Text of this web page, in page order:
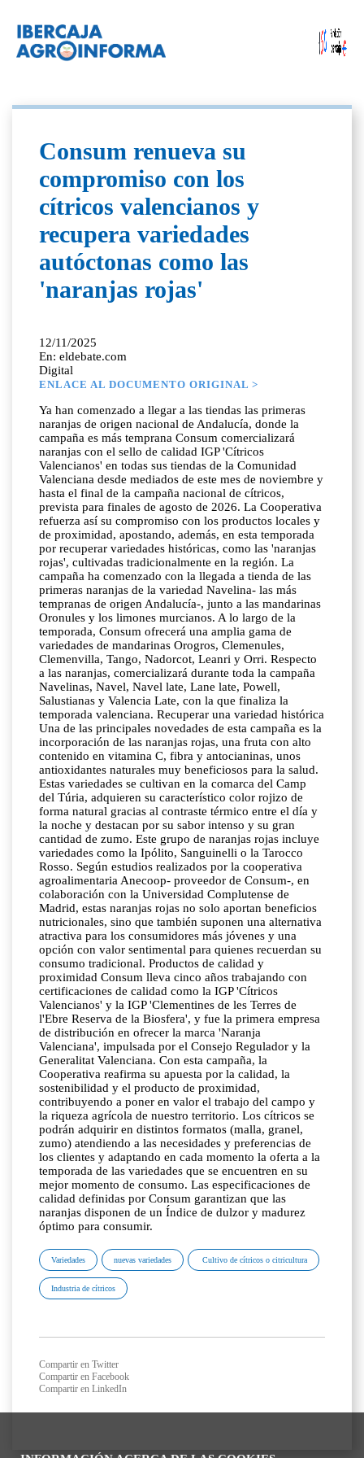
Consum renueva su
compromiso con los
cítricos valencianos y
recupera variedades
autóctonas como las
'naranjas rojas'
12/11/2025
En: eldebate.com
Digital
ENLACE AL DOCUMENTO ORIGINAL >
Ya han comenzado a llegar a las tiendas las primeras
naranjas de origen nacional de Andalucía, donde la
campaña es más temprana Consum comercializará
naranjas con el sello de calidad IGP 'Cítricos
Valencianos' en todas sus tiendas de la Comunidad
Valenciana desde mediados de este mes de noviembre y
hasta el final de la campaña nacional de cítricos,
prevista para finales de agosto de 2026. La Cooperativa
refuerza así su compromiso con los productos locales y
de proximidad, apostando, además, en esta temporada
por recuperar variedades históricas, como las 'naranjas
rojas', cultivadas tradicionalmente en la región. La
campaña ha comenzado con la llegada a tienda de las
primeras naranjas de la variedad Navelina- las más
tempranas de origen Andalucía-, junto a las mandarinas
Oronules y los limones murcianos. A lo largo de la
temporada, Consum ofrecerá una amplia gama de
variedades de mandarinas Orogros, Clemenules,
Clemenvilla, Tango, Nadorcot, Leanri y Orri. Respecto
a las naranjas, comercializará durante toda la campaña
Navelinas, Navel, Navel late, Lane late, Powell,
Salustianas y Valencia Late, con la que finaliza la
temporada valenciana. Recuperar una variedad histórica
Una de las principales novedades de esta campaña es la
incorporación de las naranjas rojas, una fruta con alto
contenido en vitamina C, fibra y antocianinas, unos
antioxidantes naturales muy beneficiosos para la salud.
Estas variedades se cultivan en la comarca del Camp
del Túria, adquieren su característico color rojizo de
forma natural gracias al contraste térmico entre el día y
la noche y destacan por su sabor intenso y su gran
cantidad de zumo. Este grupo de naranjas rojas incluye
variedades como la Ipólito, Sanguinelli o la Tarocco
Rosso. Según estudios realizados por la cooperativa
agroalimentaria Anecoop- proveedor de Consum-, en
colaboración con la Universidad Complutense de
Madrid, estas naranjas rojas no solo aportan beneficios
nutricionales, sino que también suponen una alternativa
atractiva para los consumidores más jóvenes y una
opción con valor sentimental para quienes recuerdan su
consumo tradicional. Productos de calidad y
proximidad Consum lleva cinco años trabajando con
certificaciones de calidad como la IGP 'Cítricos
Valencianos' y la IGP 'Clementines de les Terres de
l'Ebre Reserva de la Biosfera', y fue la primera empresa
de distribución en ofrecer la marca 'Naranja
Valenciana', impulsada por el Consejo Regulador y la
Generalitat Valenciana. Con esta campaña, la
Cooperativa reafirma su apuesta por la calidad, la
sostenibilidad y el producto de proximidad,
contribuyendo a poner en valor el trabajo del campo y
la riqueza agrícola de nuestro territorio. Los cítricos se
podrán adquirir en distintos formatos (malla, granel,
zumo) atendiendo a las necesidades y preferencias de
los clientes y adaptando en cada momento la oferta a la
temporada de las variedades que se encuentren en su
mejor momento de consumo. Las especificaciones de
calidad definidas por Consum garantizan que las
naranjas disponen de un Índice de dulzor y madurez
óptimo para consumir.
Variedades nuevas variedades Cultivo de cítricos o citricultura
Industria de cítricos
Compartir en Twitter
Compartir en Facebook
Compartir en LinkedIn